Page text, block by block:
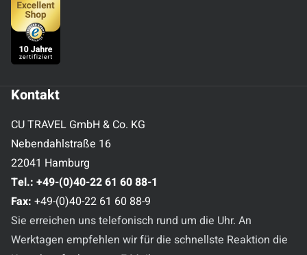
Kontakt
CU TRAVEL GmbH & Co. KG
Nebendahlstraße 16
22041 Hamburg
Tel.: +49-(0)40-22 61 60 88-1
Fax: +49-(0)40-22 61 60 88-9
Sie erreichen uns telefonisch rund um die Uhr. An
Werktagen empfehlen wir für die schnellste Reaktion die